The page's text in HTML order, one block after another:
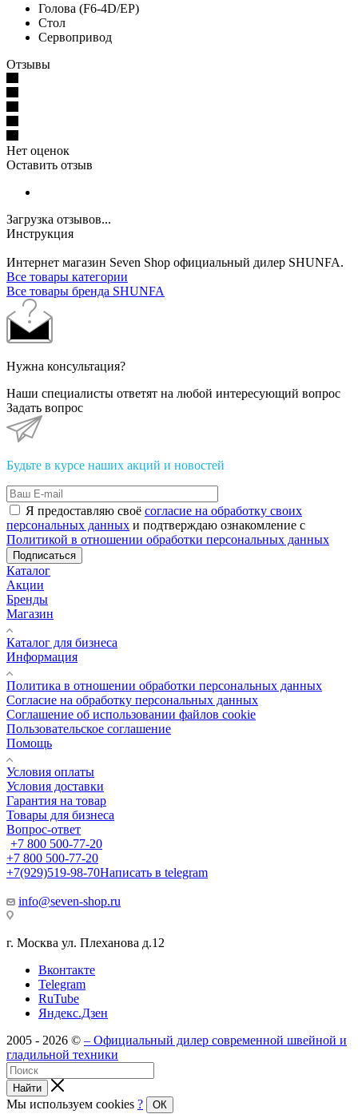
Голова (F6-4D/EP)
Стол
Сервопривод
Отзывы
Нет оценок
Оставить отзыв
Загрузка отзывов...
Инструкция
Интернет магазин Seven Shop официальный дилер SHUNFA.
Все товары категории
Все товары бренда SHUNFA
Нужна консультация?
Наши специалисты ответят на любой интересующий вопрос
Задать вопрос
Будьте в курсе наших акций и новостей
Я предоставляю своё согласие на обработку своих
персональных данных и подтверждаю ознакомление с
Политикой в отношении обработки персональных данных
Подписаться
Каталог
Акции
Бренды
Магазин
Каталог для бизнеса
Информация
Политика в отношении обработки персональных данных
Cогласие на обработку персональных данных
Cоглашение об использовании файлов cookie
Пользовательское соглашение
Помощь
Условия оплаты
Условия доставки
Гарантия на товар
Товары для бизнеса
Вопрос-ответ
+7 800 500-77-20
+7 800 500-77-20
+7(929)519-98-70Написать в telegram
info@seven-shop.ru
г. Москва ул. Плеханова д.12
Вконтакте
Telegram
RuTube
Яндекс.Дзен
2005 - 2026 © – Официальный дилер современной швейной и
гладильной техники
Найти
Мы используем cookies ? ОК